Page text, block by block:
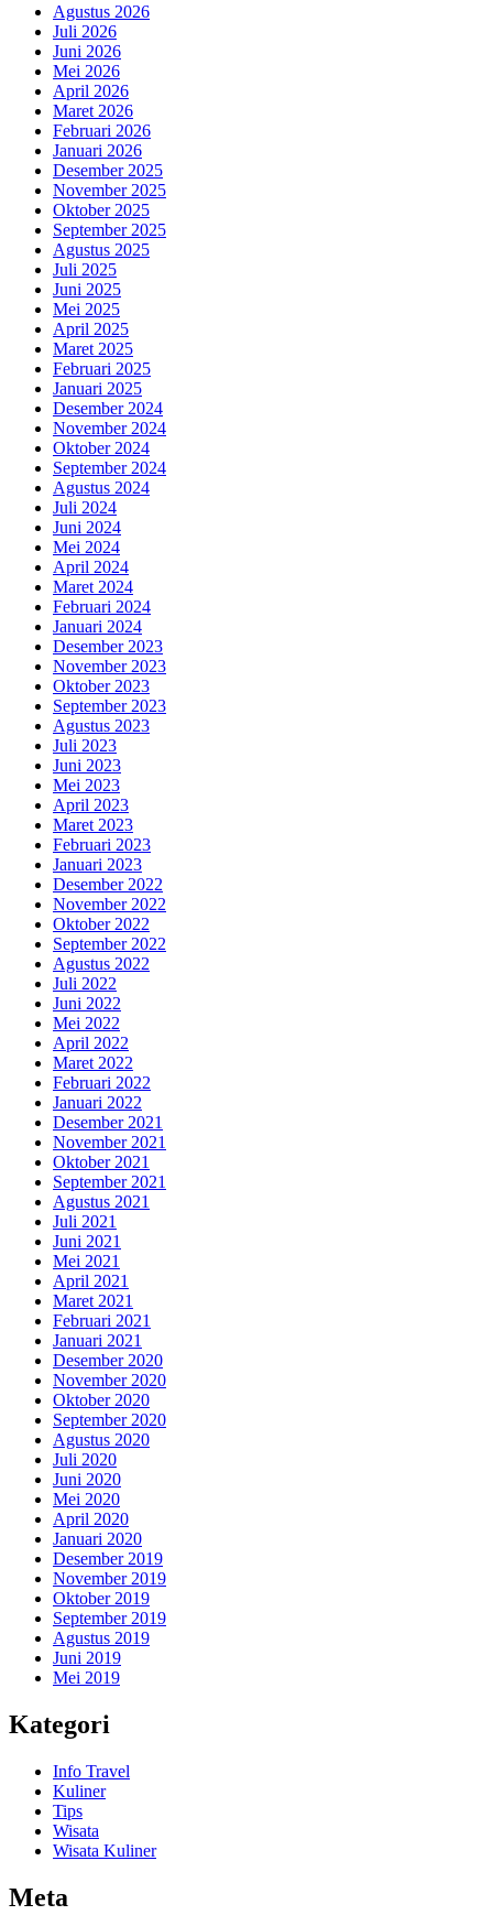
Agustus 2026
Juli 2026
Juni 2026
Mei 2026
April 2026
Maret 2026
Februari 2026
Januari 2026
Desember 2025
November 2025
Oktober 2025
September 2025
Agustus 2025
Juli 2025
Juni 2025
Mei 2025
April 2025
Maret 2025
Februari 2025
Januari 2025
Desember 2024
November 2024
Oktober 2024
September 2024
Agustus 2024
Juli 2024
Juni 2024
Mei 2024
April 2024
Maret 2024
Februari 2024
Januari 2024
Desember 2023
November 2023
Oktober 2023
September 2023
Agustus 2023
Juli 2023
Juni 2023
Mei 2023
April 2023
Maret 2023
Februari 2023
Januari 2023
Desember 2022
November 2022
Oktober 2022
September 2022
Agustus 2022
Juli 2022
Juni 2022
Mei 2022
April 2022
Maret 2022
Februari 2022
Januari 2022
Desember 2021
November 2021
Oktober 2021
September 2021
Agustus 2021
Juli 2021
Juni 2021
Mei 2021
April 2021
Maret 2021
Februari 2021
Januari 2021
Desember 2020
November 2020
Oktober 2020
September 2020
Agustus 2020
Juli 2020
Juni 2020
Mei 2020
April 2020
Januari 2020
Desember 2019
November 2019
Oktober 2019
September 2019
Agustus 2019
Juni 2019
Mei 2019
Kategori
Info Travel
Kuliner
Tips
Wisata
Wisata Kuliner
Meta